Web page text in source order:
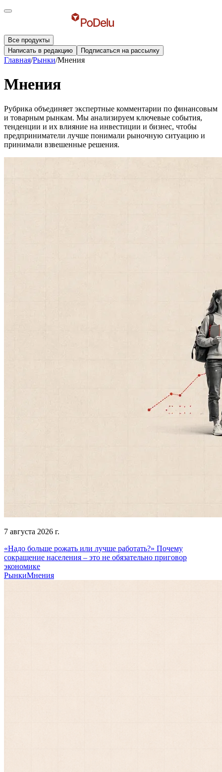
Все продукты
Написать в редакцию
Подписаться на рассылку
Главная/Рынки/Мнения
Мнения
Рубрика объединяет экспертные комментарии по финансовым
и товарным рынкам. Мы анализируем ключевые события,
тенденции и их влияние на инвестиции и бизнес, чтобы
предприниматели лучше понимали рыночную ситуацию и
принимали взвешенные решения.
7 августа 2026 г.
«Надо больше рожать или лучше работать?» Почему
сокращение населения – это не обязательно приговор
экономике
РынкиМнения